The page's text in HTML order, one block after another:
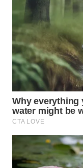
PURWAKARTA
WN
PRIANGAN
TIMUR
WN
SEMARANG
WN